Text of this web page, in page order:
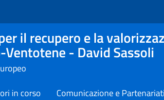
il recupero e la
Ventotene - David Sassoli
in corso Comunicazione e Partenariati